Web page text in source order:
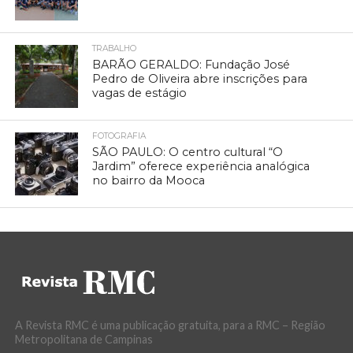
TRABALHO
BARÃO GERALDO: Fundação José
Pedro de Oliveira abre inscrições para
vagas de estágio
FOTOGRAFIA
SÃO PAULO: O centro cultural “O
Jardim” oferece experiência analógica
no bairro da Mooca
A Revista RMC é uma publicação gratuita, para a RMC – Região
Metropolitana de Campinas